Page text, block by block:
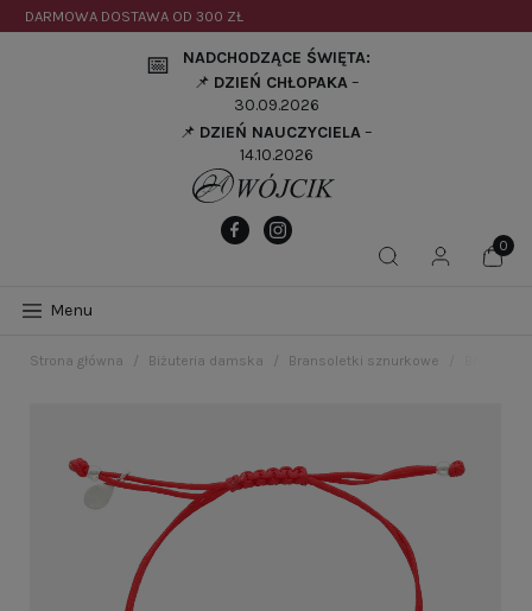
DARMOWA DOSTAWA OD 300 ZŁ
📅
NADCHODZĄCE ŚWIĘTA:
📌 DZIEŃ CHŁOPAKA–
30.09.2026
📌 DZIEŃ NAUCZYCIELA–
14.10.2026
Menu
Strona główna Biżuteria damska Bransoletki sznurkowe